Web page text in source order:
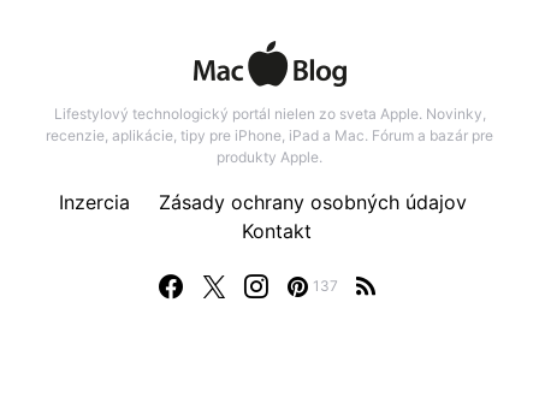
Lifestylový technologický portál nielen zo sveta Apple. Novinky,
recenzie, aplikácie, tipy pre iPhone, iPad a Mac. Fórum a bazár pre
produkty Apple.
137
Inzercia
Zásady ochrany osobných údajov
Kontakt